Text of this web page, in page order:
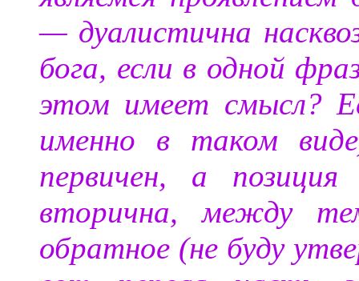
— дуалистична
бога, если в одной
этом имеет смысл?
именно в таком
первичен, а
вторична, между
обратное (не буду